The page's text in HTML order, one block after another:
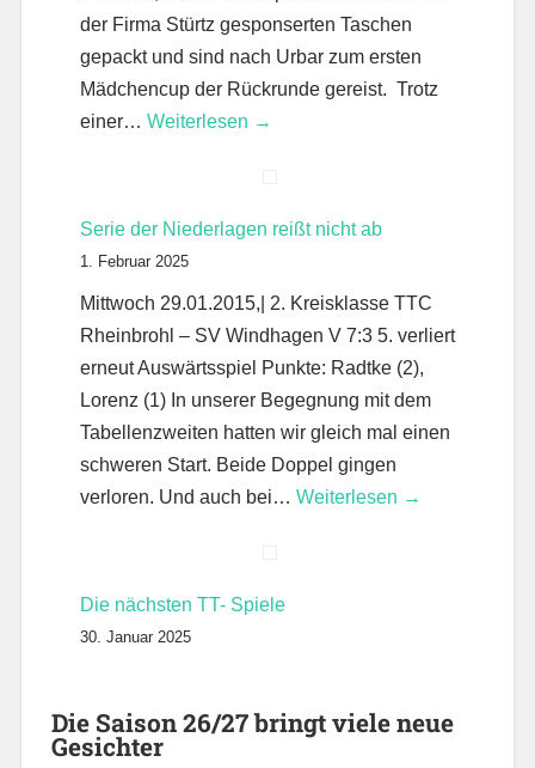
der Firma Stürtz gesponserten Taschen
gepackt und sind nach Urbar zum ersten
Mädchencup der Rückrunde gereist. Trotz
einer… Weiterlesen →
Serie der Niederlagen reißt nicht ab
1. Februar 2025
Mittwoch 29.01.2015,| 2. Kreisklasse TTC
Rheinbrohl – SV Windhagen V 7:3 5. verliert
erneut Auswärtsspiel Punkte: Radtke (2),
Lorenz (1) In unserer Begegnung mit dem
Tabellenzweiten hatten wir gleich mal einen
schweren Start. Beide Doppel gingen
verloren. Und auch bei… Weiterlesen →
Die nächsten TT- Spiele
30. Januar 2025
Die Saison 26/27 bringt viele neue
Gesichter